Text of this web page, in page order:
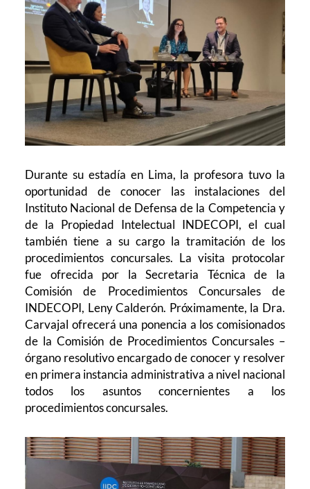
Durante su estadía en Lima, la profesora tuvo la
oportunidad de conocer las instalaciones del
Instituto Nacional de Defensa de la Competencia y
de la Propiedad Intelectual INDECOPI, el cual
también tiene a su cargo la tramitación de los
procedimientos concursales. La visita protocolar
fue ofrecida por la Secretaria Técnica de la
Comisión de Procedimientos Concursales de
INDECOPI, Leny Calderón. Próximamente, la Dra.
Carvajal ofrecerá una ponencia a los comisionados
de laComisión de Procedimientos Concursales –
órgano resolutivo encargado de conocer y resolver
en primera instancia administrativa a nivel nacional
todos los asuntos concernientes a los
procedimientos concursales.